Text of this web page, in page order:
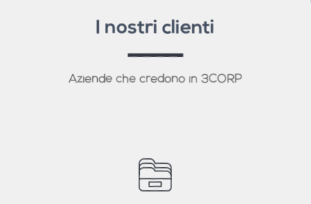
I nostri clienti
Aziende che credono in 3CORP